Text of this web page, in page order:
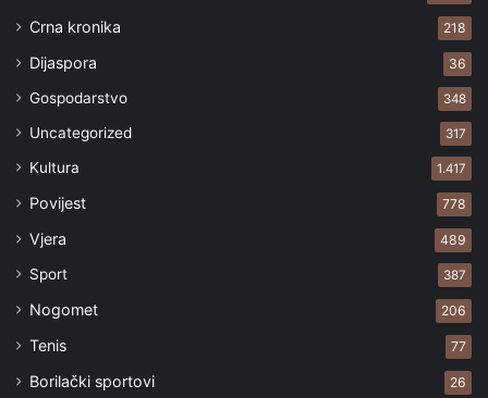
Crna kronika 218
Dijaspora 36
Gospodarstvo 348
Uncategorized 317
Kultura 1.417
Povijest 778
Vjera 489
Sport 387
Nogomet 206
Tenis 77
Borilački sportovi 26